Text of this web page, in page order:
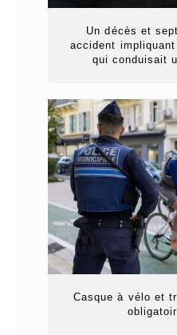
Un décès et
accident
qui conduisait
Casque à vélo et